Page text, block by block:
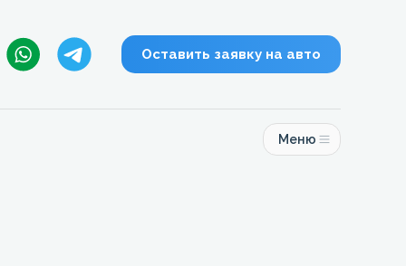
Оставить заявку на авто
Меню